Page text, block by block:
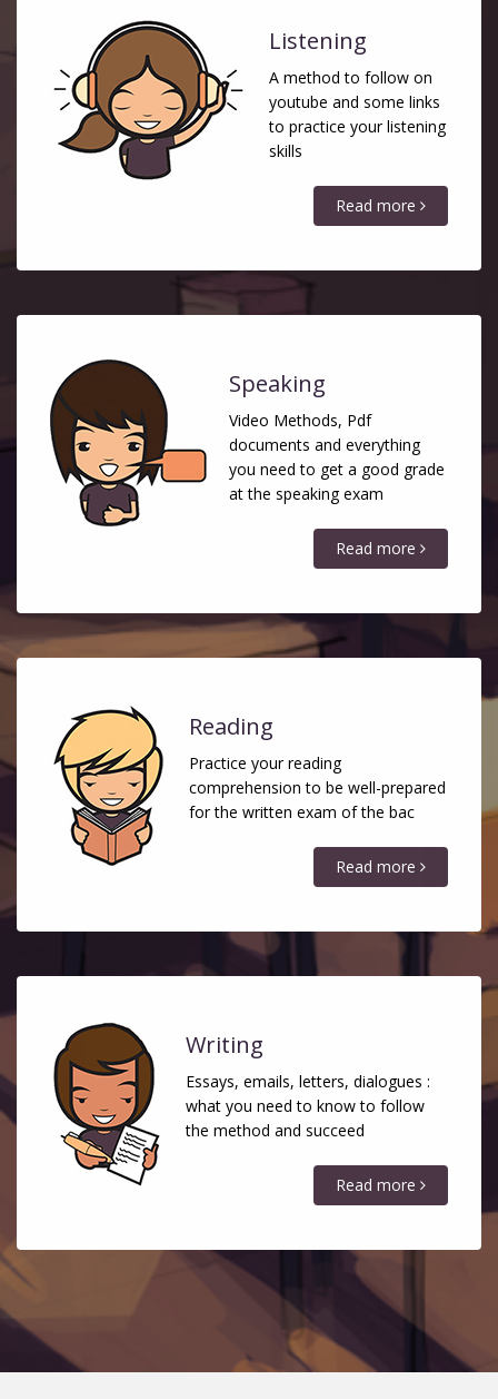
Listening
A method to follow on
youtube and some links
to practice your listening
skills
Read more
Speaking
Video Methods, Pdf
documents and everything
you need to get a good grade
at the speaking exam
Read more
Reading
Practice your reading
comprehension to be well-prepared
for the written exam of the bac
Read more
Writing
Essays, emails, letters, dialogues :
what you need to know to follow
the method and succeed
Read more